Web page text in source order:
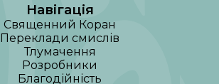
Навігація
Священний Коран
Переклади смислів
Тлумачення
Розробники
Благодійність